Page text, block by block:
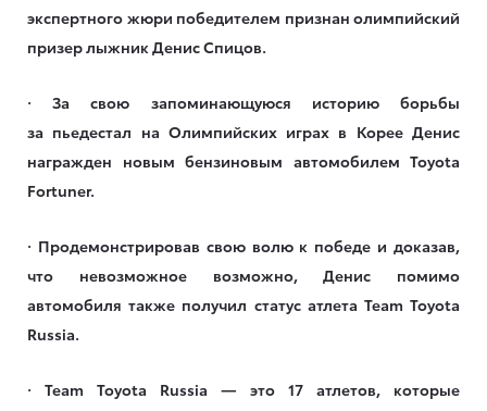
экспертного жюри победителем признан олимпийский
призер лыжник Денис Спицов.
· За свою запоминающуюся историю борьбы
за пьедестал на Олимпийских играх в Корее Денис
награжден новым бензиновым автомобилем Toyota
Fortuner.
· Продемонстрировав свою волю к победе и доказав,
что невозможное возможно, Денис помимо
автомобиля также получил статус атлета Team Toyota
Russia.
· Team Toyota Russia — это 17 атлетов, которые